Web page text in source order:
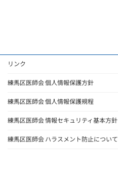
リンク
練馬区医師会 個人情報保護方針
練馬区医師会 個人情報保護規程
練馬区医師会 情報セキュリティ基本方針
練馬区医師会 ハラスメント防止について